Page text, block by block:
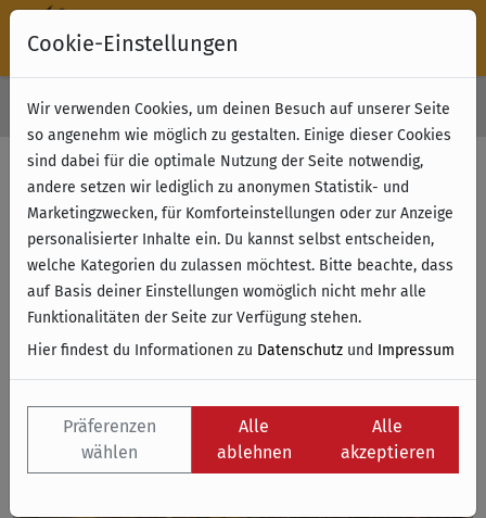
Kostenloser Versand & Retoure ab 49 € (innerhalb Deutschlands)
Cookie-Einstellungen
Wir verwenden Cookies, um deinen Besuch auf unserer Seite
so angenehm wie möglich zu gestalten. Einige dieser Cookies
sind dabei für die optimale Nutzung der Seite notwendig,
andere setzen wir lediglich zu anonymen Statistik- und
Marketingzwecken, für Komforteinstellungen oder zur Anzeige
personalisierter Inhalte ein. Du kannst selbst entscheiden,
welche Kategorien du zulassen möchtest. Bitte beachte, dass
auf Basis deiner Einstellungen womöglich nicht mehr alle
Funktionalitäten der Seite zur Verfügung stehen.
Hier findest du Informationen zu Datenschutz und Impressum
Präferenzen
wählen
Alle
ablehnen
Alle
akzeptieren